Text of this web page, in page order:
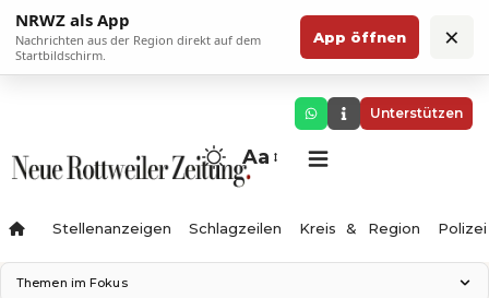
NRWZ als App
Nachrichten aus der Region direkt auf dem
Startbildschirm.
App öffnen ×
Unterstützen
Aa
Stellenanzeigen Schlagzeilen Kreis & Region Polizei
Themen im Fokus